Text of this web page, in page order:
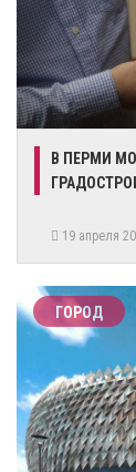
​В ПЕРМИ
19 апреля
ГОРОД